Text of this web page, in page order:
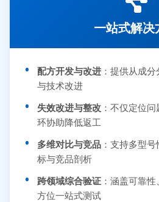
一站式解决
配方开发与改进 ：提供从成
与技术改进
失效改进与整改 ：不仅定位
环协助降低返工
多维对比与竞品 ：支持多型
标与竞品剖析
跨领域综合验证 ：涵盖可靠
方位一站式测试